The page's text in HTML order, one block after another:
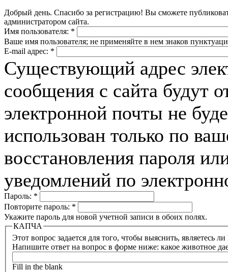
Добрый день. Спасибо за регистрацию! Вы сможете
администратором сайта.
Имя пользователя: *
Ваше имя пользователя; не применяйте в нем знаков
E-mail адрес: *
Существующий адрес
сообщения с сайта будут
электронной почты не
использован только по
восстановления пароля
уведомлений по
Пароль: *
Повторите пароль: *
Укажите пароль для новой учетной записи в обоих полях.
КАПЧА
Напишите ответ на вопрос в форме ниже: какое животное
Fill in the blank